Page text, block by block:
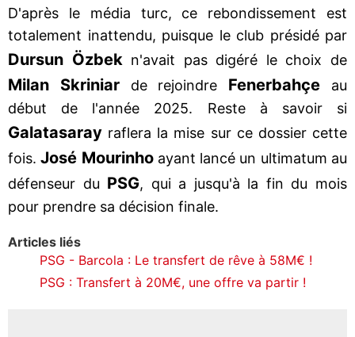
D'après le média turc, ce rebondissement est
totalement inattendu, puisque le club présidé par
Dursun Özbek n'avait pas digéré le choix de
Milan Skriniar de rejoindre Fenerbahçe
au
début de l'année 2025. Reste à savoir si
Galatasaray raflera la mise sur ce dossier cette
fois.José Mourinho ayant lancé un ultimatum au
défenseur du PSG, qui a jusqu'à la fin du mois
pour prendre sa décision finale.
Articles liés
PSG - Barcola : Le transfert de rêve à 58M€ !
PSG : Transfert à 20M€, une offre va partir !